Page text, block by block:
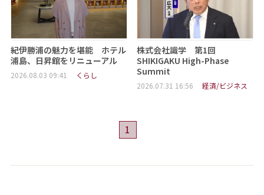
紀伊勝浦の魅力を堪能 ホテル
浦島、日昇館をリニューアル
2026.08.03 09:41 くらし
株式会社識学 第1回
SHIKIGAKU High-Phase
Summit
2026.07.31 16:56 経済/ビジネス
1